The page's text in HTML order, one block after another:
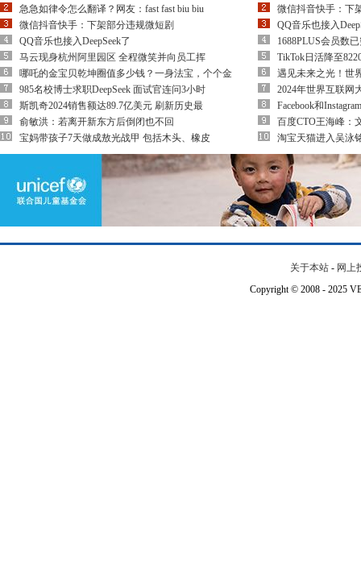
急急如律令怎么翻译？网友：fast fast biu biu
微信抖音快手：下架部分违规微短剧
QQ音乐也接入DeepSeek了
马云现身杭州阿里园区 全程微笑并向员工挥
哪吒的金宝贝乾坤圈值多少钱？一身法宝，个个金
985名校博士求职DeepSeek 面试官连问3小时
斯凯奇2024销售额达89.7亿美元 刷新历史最
俞敏洪：若离开新东方后倒闭也不回
宝妈带孩子7天做成敖光战甲 包括木头、橡皮
微信抖音快手：下
QQ音乐也接入
1688PLUS会员数
TikTok日活降至
遇见未来之光！世
2024年世界互联网
Facebook和
百度CTO王海峰：
淘宝天猫进入吴泳
关于本站 - 网上
Copyright © 2008 - 2025